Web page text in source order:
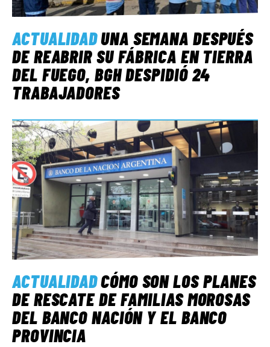
ACTUALIDADUNA SEMANA DESPUÉS
DE REABRIR SU FÁBRICA EN TIERRA
DEL FUEGO, BGH DESPIDIÓ 24
TRABAJADORES
ACTUALIDADCÓMO SON LOS PLANES
DE RESCATE DE FAMILIAS MOROSAS
DEL BANCO NACIÓN Y EL BANCO
PROVINCIA